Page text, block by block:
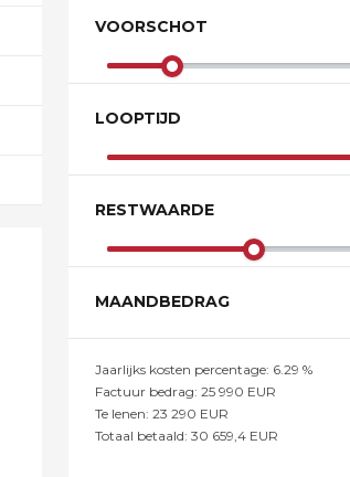
VOORSCHOT
LOOPTIJD
RESTWAARDE
MAANDBEDRAG
Jaarlijks kosten percentage: 6.29 %
Factuur bedrag: 25 990 EUR
Te lenen: 23 290 EUR
Totaal betaald: 30 659,4 EUR